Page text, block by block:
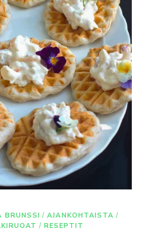
BRUNSSI / AJANKOHTAISTA /
/ RESEPTIT